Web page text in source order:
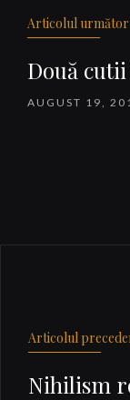
Articolul următor
Două
AUGUST 19,
Articolul
Nihilism